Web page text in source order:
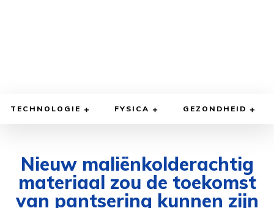
TECHNOLOGIE FYSICA GEZONDHEID
Nieuw maliënkolderachtig
materiaal zou de toekomst
van pantsering kunnen zijn